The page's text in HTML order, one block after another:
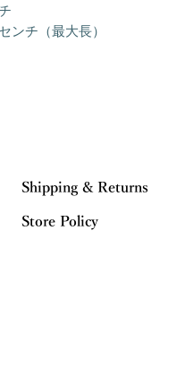
ンチ（最大長）
Shipping & Returns
Store Policy